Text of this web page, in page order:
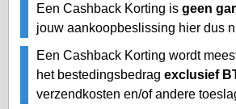
Een Cashback Korting is geen
jouw aankoopbeslissing hier dus
Een Cashback Korting wordt
het bestedingsbedrag exclusief
verzendkosten en/of andere